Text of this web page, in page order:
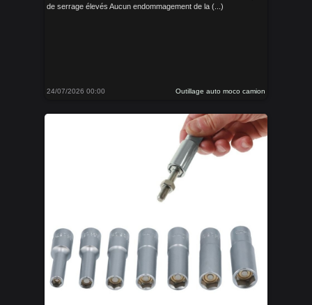
de serrage élevés Aucun endommagement de la (...)
24/07/2026 00:00 Outillage auto moco camion